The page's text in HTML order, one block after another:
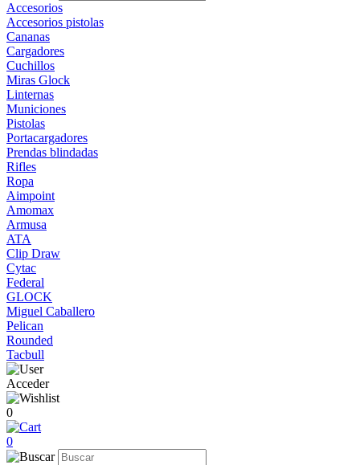
Accesorios
Accesorios pistolas
Cananas
Cargadores
Cuchillos
Miras Glock
Linternas
Municiones
Pistolas
Portacargadores
Prendas blindadas
Rifles
Ropa
Aimpoint
Amomax
Armusa
ATA
Clip Draw
Cytac
Federal
GLOCK
Miguel Caballero
Pelican
Rounded
Tacbull
Acceder
0
0